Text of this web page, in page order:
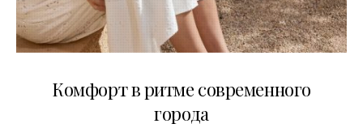
Комфорт в ритме современного
города